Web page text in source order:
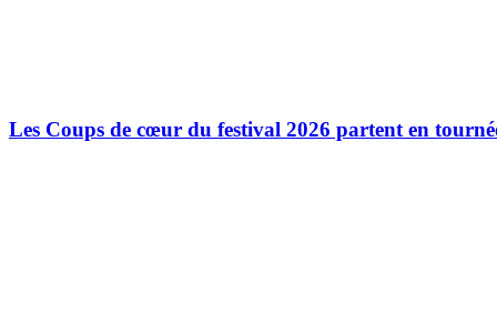
Les Coups de cœur du festival 2026 partent en